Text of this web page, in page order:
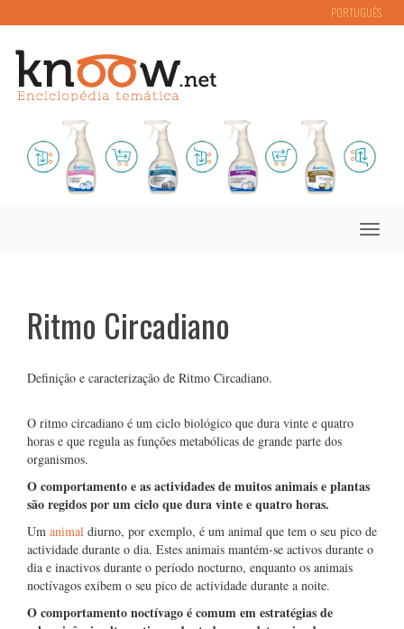
PORTUGUÊS
Toggle
Ritmo Circadiano
Definição e caracterização de Ritmo Circadiano.
O ritmo circadiano é um ciclo biológico que dura vinte e quatro
horas e que regula as funções metabólicas de grande parte dos
organismos.
O comportamento e as actividades de muitos animais e plantas
são regidos por um ciclo que dura vinte e quatro horas.
Um animal diurno, por exemplo, é um animal que tem o seu pico de
actividade durante o dia. Estes animais mantém-se activos durante o
dia e inactivos durante o período nocturno, enquanto os animais
noctívagos exibem o seu pico de actividade durante a noite.
O comportamento noctívago é comum em estratégias de